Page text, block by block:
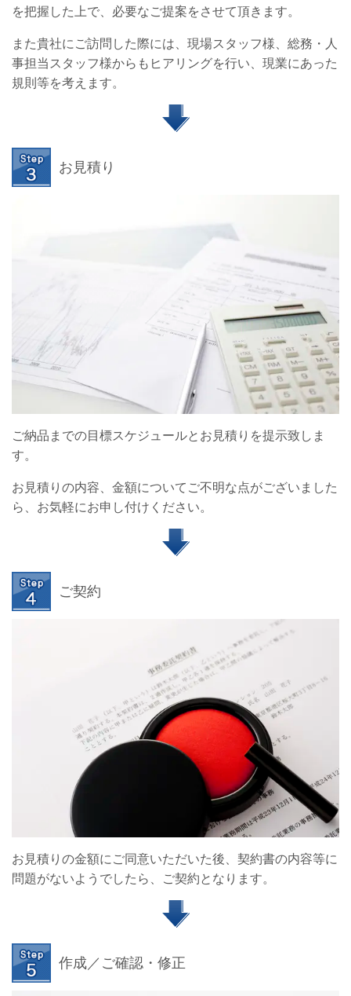
を把握した上で、必要なご提案をさせて頂きます。
また貴社にご訪問した際には、現場スタッフ様、総務・人
事担当スタッフ様からもヒアリングを行い、現業にあった
規則等を考えます。
お見積り
ご納品までの目標スケジュールとお見積りを提示致しま
す。
お見積りの内容、金額についてご不明な点がございました
ら、お気軽にお申し付けください。
ご契約
お見積りの金額にご同意いただいた後、契約書の内容等に
問題がないようでしたら、ご契約となります。
作成／ご確認・修正